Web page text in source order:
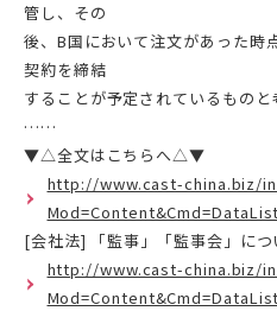
管し、その
後、B国において注文があった時
契約を締結
することが予定されているものと
……
▼△全文はこちらへ△▼
http://www.cast-china.biz/
[会社法] 「監事」「監事会」につ
http://www.cast-china.biz/